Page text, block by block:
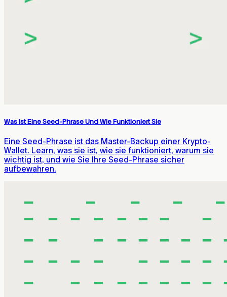
Was Ist Eine Seed-Phrase Und Wie Funktioniert Sie
Eine Seed-Phrase ist das Master-Backup einer Krypto-
Wallet. Learn, was sie ist, wie sie funktioniert, warum sie
wichtig ist, und wie Sie Ihre Seed-Phrase sicher
aufbewahren.